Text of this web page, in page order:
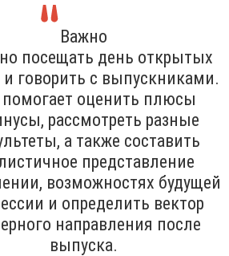
Важно
посещать день открытых
и говорить с выпускниками.
помогает оценить плюсы
рассмотреть разные
а также составить
представление
возможностях будущей
и определить вектор
направления после
выпуска.